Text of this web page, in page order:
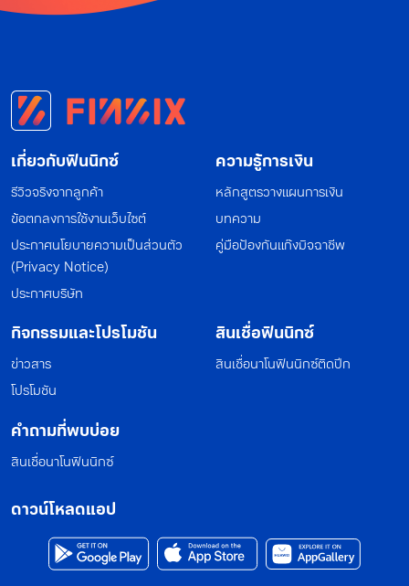
เกี่ยวกับฟินนิกซ์
รีวิวจริงจากลูกค้า
ข้อตกลงการใช้งานเว็บไซต์
ประกาศนโยบายความเป็นส่วนตัว
(Privacy Notice)
ประกาศบริษัท
ความรู้การเงิน
หลักสูตรวางแผนการเงิน
บทความ
คู่มือป้องกันแก๊งมิจฉาชีพ
กิจกรรมและโปรโมชัน
ข่าวสาร
โปรโมชัน
สินเชื่อฟินนิกซ์
สินเชื่อนาโนฟินนิกซ์ติดปีก
คำถามที่พบบ่อย
สินเชื่อนาโนฟินนิกซ์
ดาวน์โหลดแอป